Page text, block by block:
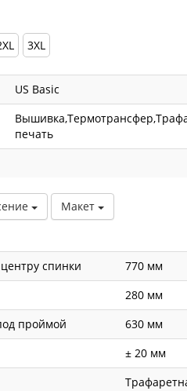
3XL
US Basic
печать
Макет
спинки
770 мм
280 мм
проймой
630 мм
± 20 мм